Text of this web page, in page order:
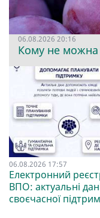
06.08.2026 20:16
Кому не можна
06.08.2026 17:57
Електронний
ВПО: актуальні
своєчасної